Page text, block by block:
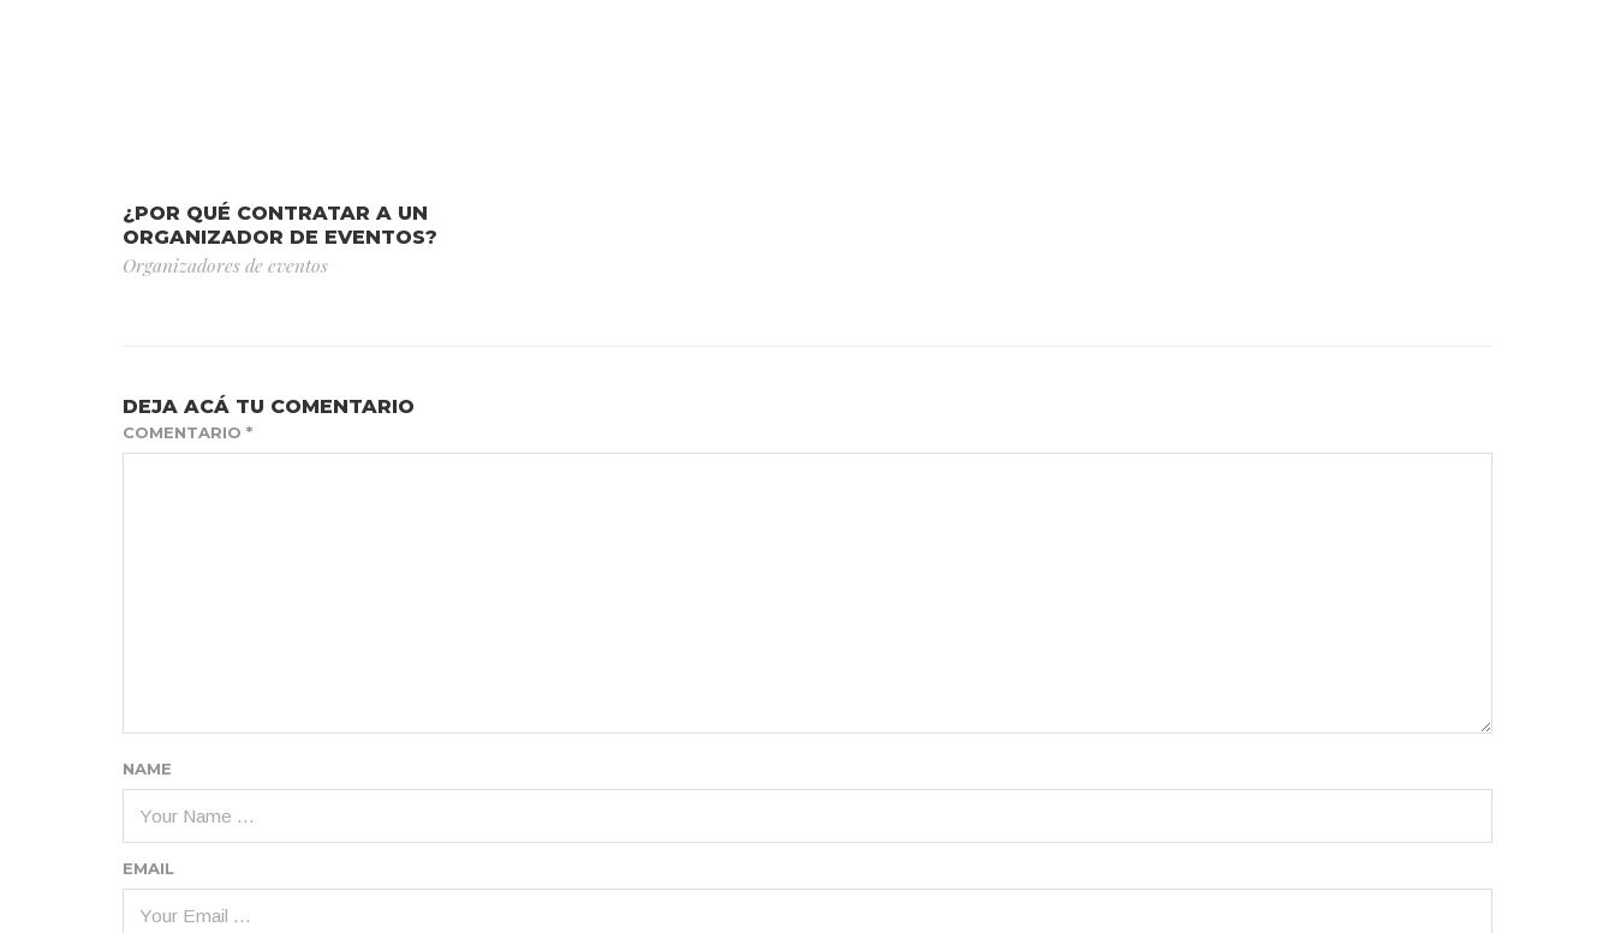
¿POR QUÉ CONTRATAR A UN
ORGANIZADOR DE EVENTOS?
Organizadores de eventos
DEJA ACÁ TU COMENTARIO
COMENTARIO *
NAME
EMAIL